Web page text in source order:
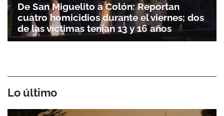
De San Miguelito a Colón: Reportan
cuatro homicidios durante el viernes; dos
de las víctimas tenían 13 y 16 años
Lo último